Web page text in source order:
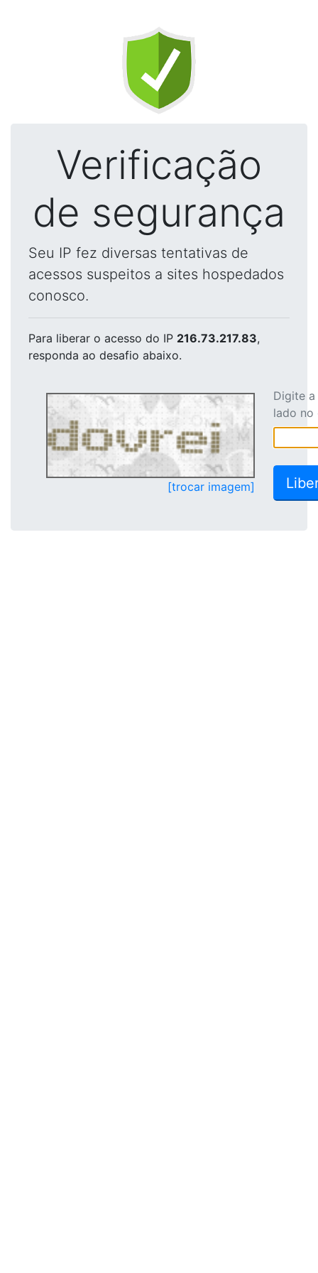
Verificação
de segurança
Seu IP fez diversas tentativas de
acessos suspeitos a sites hospedados
conosco.
Para liberar o acesso do IP 216.73.217.83,
responda ao desafio abaixo.
[trocar imagem]
Digite
lado no